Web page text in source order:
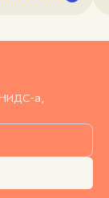
а,